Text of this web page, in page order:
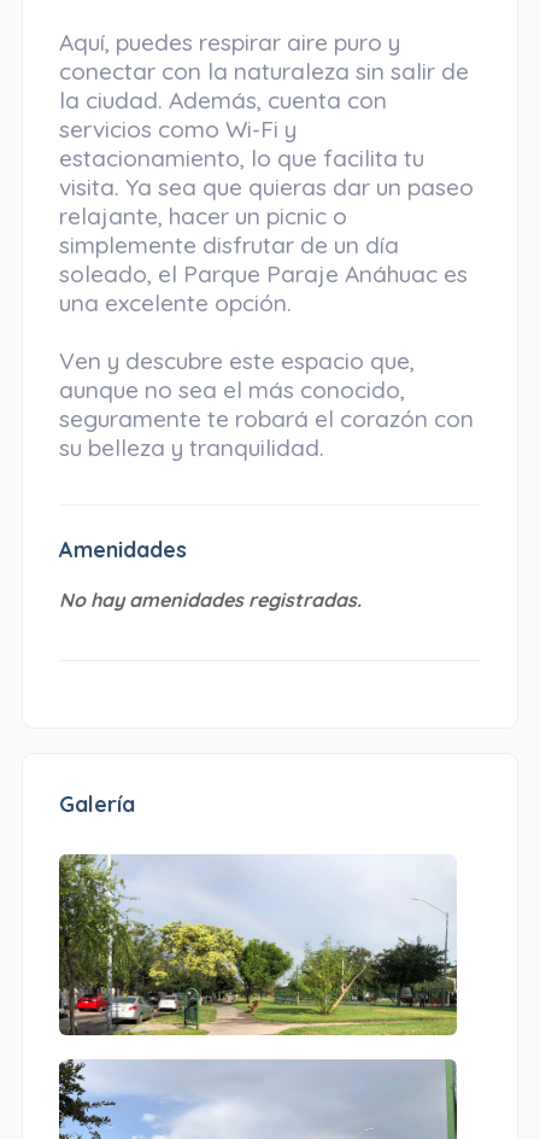
Aquí, puedes respirar aire puro y
conectar con la naturaleza sin salir de
la ciudad. Además, cuenta con
servicios como Wi-Fi y
estacionamiento, lo que facilita tu
visita. Ya sea que quieras dar un paseo
relajante, hacer un picnic o
simplemente disfrutar de un día
soleado, el Parque Paraje Anáhuac es
una excelente opción.
Ven y descubre este espacio que,
aunque no sea el más conocido,
seguramente te robará el corazón con
su belleza y tranquilidad.
Amenidades
No hay amenidades registradas.
Galería